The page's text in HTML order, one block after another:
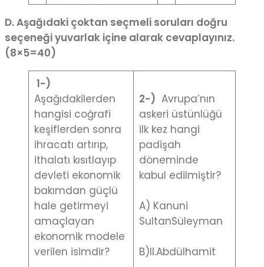
D. Aşağıdaki çoktan seçmeli soruları doğru
seçeneği yuvarlak içine alarak cevaplayınız.
(8×5=40)
1-)
Aşağıdakilerden
hangisi coğrafi
keşiflerden sonra
ihracatı artırıp,
ithalatı kısıtlayıp
devleti ekonomik
bakımdan güçlü
hale getirmeyi
amaçlayan
ekonomik modele
verilen isimdir?
2-) Avrupa’nın
askeri üstünlüğü
ilk kez hangi
padişah
döneminde
kabul edilmiştir?
A) Kanuni
SultanSüleyman
B)II.Abdülhamit